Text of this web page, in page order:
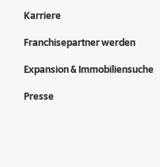
Karriere
Franchisepartner werden
Expansion & Immobiliensuche
Presse